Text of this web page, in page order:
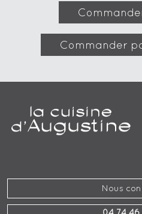
Commander
Nous